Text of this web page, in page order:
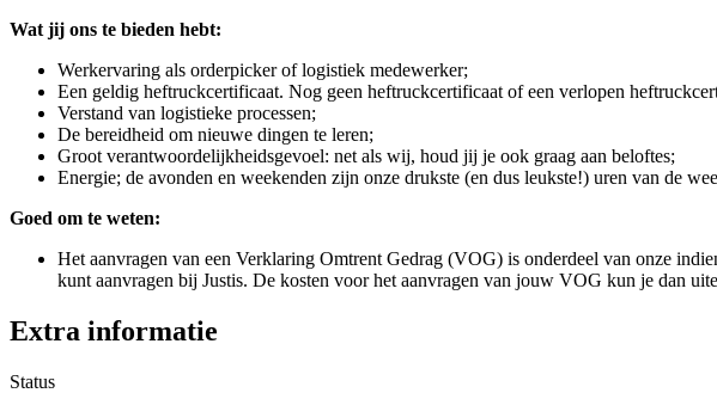
Wat jij ons te bieden hebt:
Werkervaring als orderpicker of logistiek medewerker;
Een geldig heftruckcertificaat. Nog geen heftruckcertificaat of een verlopen
Verstand van logistieke processen;
De bereidheid om nieuwe dingen te leren;
Groot verantwoordelijkheidsgevoel: net als wij, houd jij je ook graag aan beloftes;
Energie; de avonden en weekenden zijn onze drukste (en dus leukste!) uren van de
Goed om te weten:
Het aanvragen van een Verklaring Omtrent Gedrag (VOG) is onderdeel van onze
kunt aanvragen bij Justis. De kosten voor het aanvragen van jouw VOG kun je dan
Extra informatie
Status